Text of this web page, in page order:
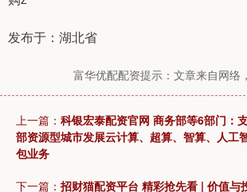
发布于：湖北省
富华优配配资提示：文章来自网络
上一篇： 科银宏泰配资官网 商务部等6部门：
部资源型城市发展云计算、超算、智算、人工
包业务
下一篇： 招财猫配资平台 精彩抢先看 | 价值